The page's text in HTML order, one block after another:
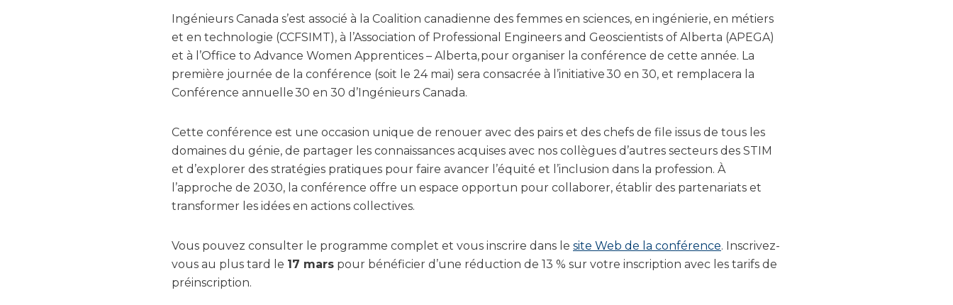
Ingénieurs Canada s’est associé à la Coalition canadienne des femmes en sciences, en ingénierie, en métiers
et en technologie (CCFSIMT), à l’Association of Professional Engineers and Geoscientists of Alberta (APEGA)
et à l’Office to Advance Women Apprentices – Alberta, pour organiser la conférence de cette année. La
première journée de la conférence (soit le 24 mai) sera consacrée à l’initiative 30 en 30, et remplacera la
Conférence annuelle 30 en 30 d’Ingénieurs Canada.
Cette conférence est une occasion unique de renouer avec des pairs et des chefs de file issus de tous les
domaines du génie, de partager les connaissances acquises avec nos collègues d’autres secteurs des STIM
et d’explorer des stratégies pratiques pour faire avancer l’équité et l’inclusion dans la profession. À
l’approche de 2030, la conférence offre un espace opportun pour collaborer, établir des partenariats et
transformer les idées en actions collectives.
Vous pouvez consulter le programme complet et vous inscrire dans le site Web de la conférence. Inscrivez-
vous au plus tard le 17 mars pour bénéficier d’une réduction de 13 % sur votre inscription avec les tarifs de
préinscription.